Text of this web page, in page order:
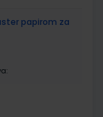
papirom za